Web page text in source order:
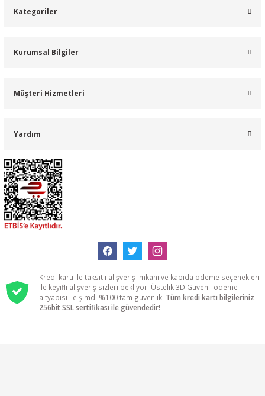
Kategoriler
Kurumsal Bilgiler
Müşteri Hizmetleri
Yardım
Kredi kartı ile taksitli alışveriş imkanı ve kapıda ödeme seçenekleri
ile keyifli alışveriş sizleri bekliyor! Üstelik 3D Güvenli ödeme
altyapısı ile şimdi %100 tam güvenlik! Tüm kredi kartı bilgileriniz
256bit SSL sertifikası ile güvendedir!